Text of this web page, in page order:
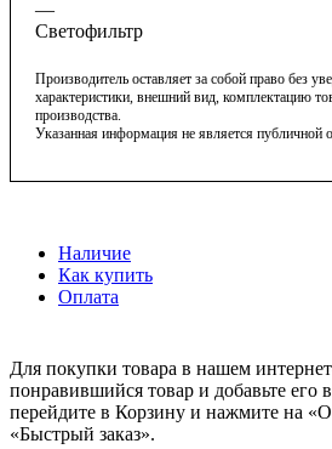
—
Светофильтр
Производитель оставляет за собой право без
характеристики, внешний вид, комплектацию
производства.
Указанная информация не является публичной
Наличие
Как купить
Оплата
Для покупки товара в нашем
понравившийся товар и добавьте его
перейдите в Корзину и нажмите на
«Быстрый заказ».